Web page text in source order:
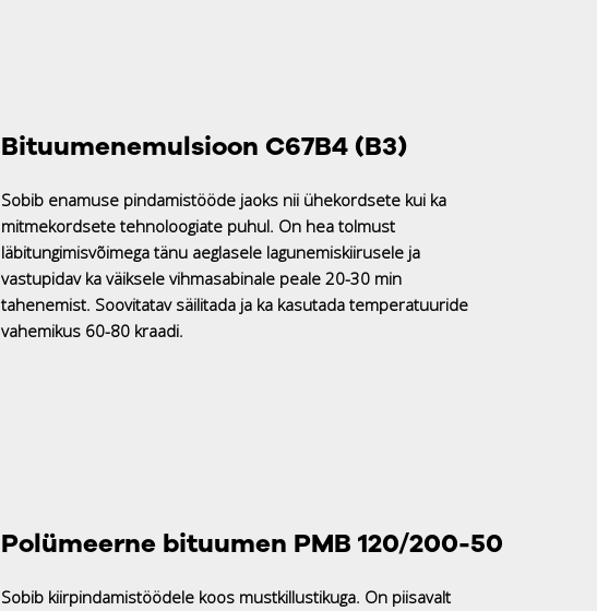
Bituumenemulsioon C67B4 (B3)
Sobib enamuse pindamistööde jaoks nii ühekordsete kui ka
mitmekordsete tehnoloogiate puhul. On hea tolmust
läbitungimisvõimega tänu aeglasele lagunemiskiirusele ja
vastupidav ka väiksele vihmasabinale peale 20-30 min
tahenemist. Soovitatav säilitada ja ka kasutada temperatuuride
vahemikus 60-80 kraadi.
Polümeerne bituumen PMB 120/200-50
Sobib kiirpindamistöödele koos mustkillustikuga. On piisavalt